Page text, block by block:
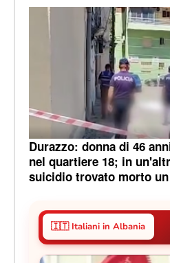
Durazzo: donna di 46
nel quartiere 18; in
suicidio trovato morto
🇮🇹 Italiani in Albania